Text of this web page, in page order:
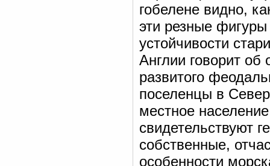
гобелене видно,
эти резные
устойчивости
Англии говорит об
развитого
поселенцы в
местное
свидетельствуют
собственные,
особенности